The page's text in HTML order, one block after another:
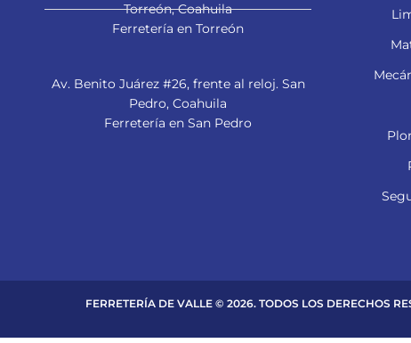
Torreón, Coahuila
Ferretería en Torreón
Av. Benito Juárez #26, frente al reloj. San
Pedro, Coahuila
Ferretería en San Pedro
FERRETERÍA DE VALLE © 2026. TODOS LOS DERECHOS